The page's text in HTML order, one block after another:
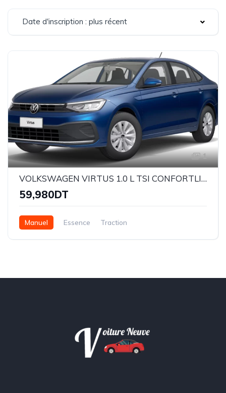
Date d'inscription : plus récent
1
VOLKSWAGEN VIRTUS 1.0 L TSI CONFORTLINE
59,980DT
Manuel Essence Traction